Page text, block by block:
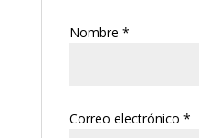
Nombre *
Correo electrónico *